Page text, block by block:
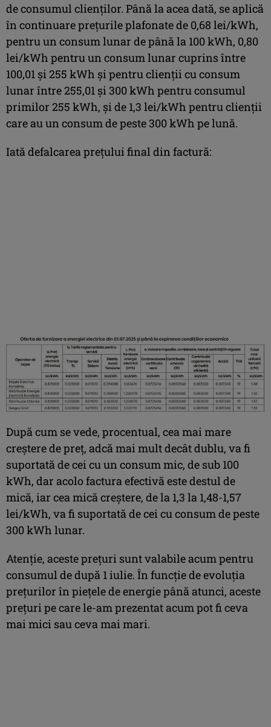
de consumul clienților. Până la acea dată, se aplică
în continuare prețurile plafonate de 0,68 lei/kWh,
pentru un consum lunar de până la 100 kWh, 0,80
lei/kWh pentru un consum lunar cuprins între
100,01 și 255 kWh și pentru clienții cu consum
lunar între 255,01 și 300 kWh pentru consumul
primilor 255 kWh, și de 1,3 lei/kWh pentru clienții
care au un consum de peste 300 kWh pe lună.
Iată defalcarea prețului final din factură:
După cum se vede, procentual, cea mai mare
creștere de preț, adcă mai mult decât dublu, va fi
suportată de cei cu un consum mic, de sub 100
kWh, dar acolo factura efectivă este destul de
mică, iar cea mică creștere, de la 1,3 la 1,48-1,57
lei/kWh, va fi suportată de cei cu consum de peste
300 kWh lunar.
Atenție, aceste prețuri sunt valabile acum pentru
consumul de după 1 iulie. În funcție de evoluția
prețurilor în piețele de energie până atunci, aceste
prețuri pe care le-am prezentat acum pot fi ceva
mai mici sau ceva mai mari.